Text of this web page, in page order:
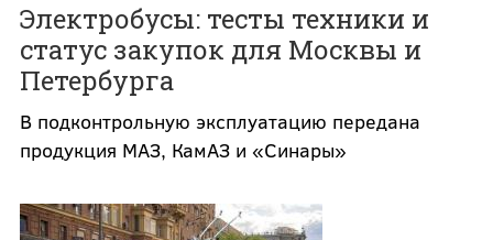
Электробусы: тесты техники и
статус закупок для Москвы и
Петербурга
В подконтрольную эксплуатацию передана
продукция МАЗ, КамАЗ и «Синары»